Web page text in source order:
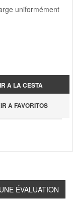
uniformément
A LA CESTA
A FAVORITOS